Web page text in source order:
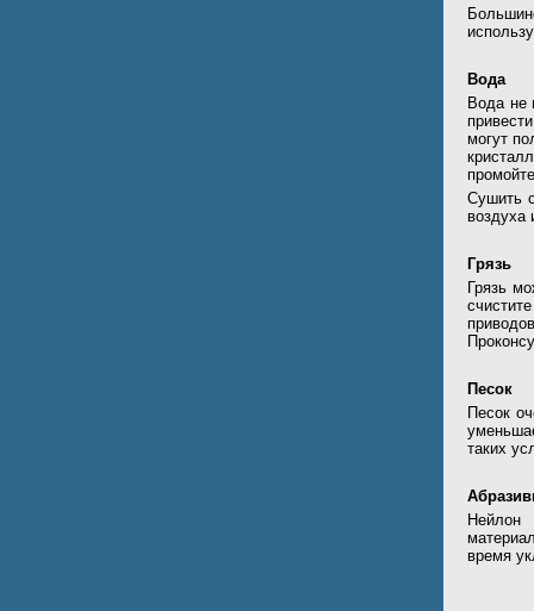
Вода
Вода не
могут
Сушить
воздуха
Грязь
Грязь
Песок
Песок
таких
Нейлон
время